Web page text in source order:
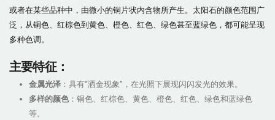
或者在某些品种中，由微小的铜片状内含物所产生。太阳石的颜色范围广
泛，从铜色、红棕色到黄色、橙色、红色、绿色甚至蓝绿色，都可能呈现
多种色调。
主要特征：
金属光泽 ：具有“洒金现象”，在光照下展现闪闪发光的效果。
多样的颜色：铜色、红棕色、黄色、橙色、红色、绿色和蓝绿色
等。